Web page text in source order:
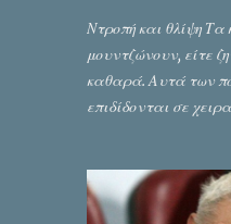
Ντροπή και θλίψη
μουντζώνουν, είτε
καθαρά. Αυτά των
επιδίδονται σε
Σταύρος